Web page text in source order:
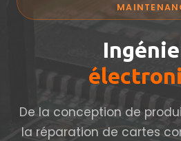
De la conception de
la réparation de cartes